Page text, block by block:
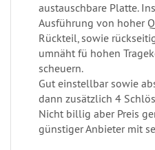
austauschbare Platte.
Ausführung von hoher
Rückteil, sowie
umnäht fü hohen
scheuern.
Gut einstellbar sowie
dann zusätzlich 4
Nicht billig aber Preis
günstiger Anbieter mit